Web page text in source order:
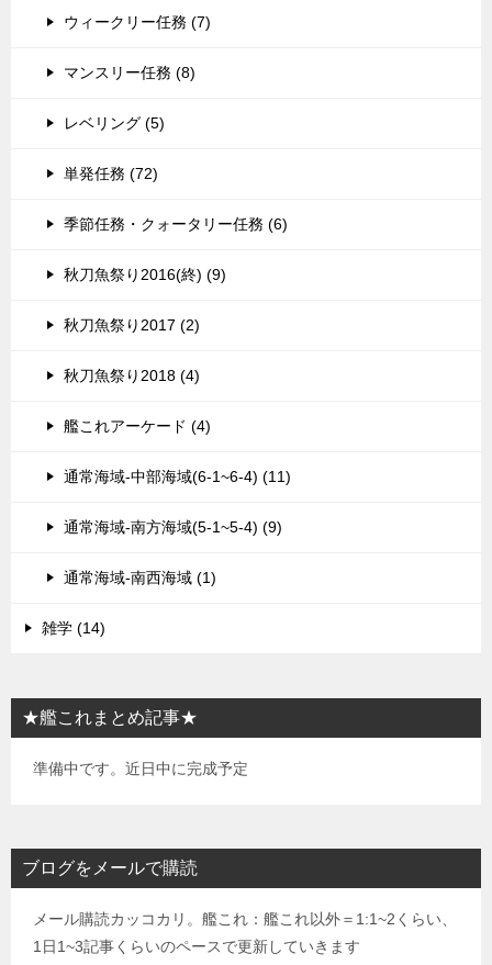
ウィークリー任務 (7)
マンスリー任務 (8)
レベリング (5)
単発任務 (72)
季節任務・クォータリー任務 (6)
秋刀魚祭り2016(終) (9)
秋刀魚祭り2017 (2)
秋刀魚祭り2018 (4)
艦これアーケード (4)
通常海域-中部海域(6-1~6-4) (11)
通常海域-南方海域(5-1~5-4) (9)
通常海域-南西海域 (1)
雑学 (14)
★艦これまとめ記事★
準備中です。近日中に完成予定
ブログをメールで購読
メール購読カッコカリ。艦これ：艦これ以外＝1:1~2くらい、
1日1~3記事くらいのペースで更新していきます